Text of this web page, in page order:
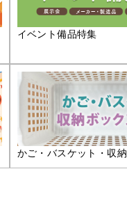
イベント備品特集
かご・バスケット・収